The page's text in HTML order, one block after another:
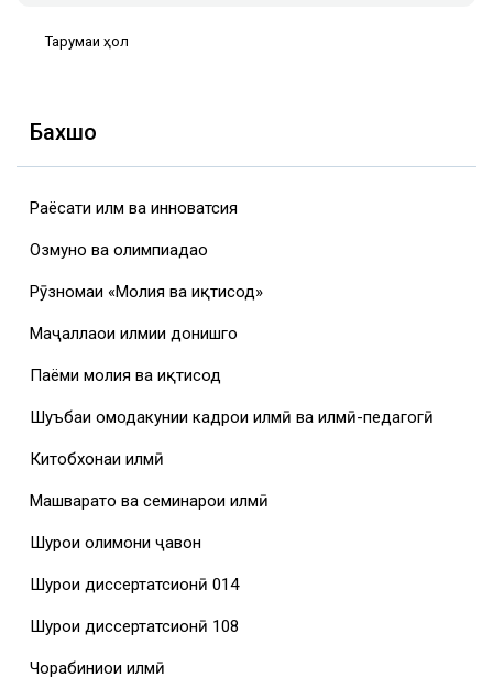
Тарҷумаи ҳол
Бахшҳо
Раёсати илм ва инноватсия
Озмунҳо ва олимпиадаҳо
Рӯзномаи «Молия ва иқтисод»
Маҷаллаҳои илмии донишгоҳ
Паёми молия ва иқтисод
Шуъбаи омодакунии кадрҳои илмӣ ва илмӣ-педагогӣ
Китобхонаи илмӣ
Машваратҳо ва семинарҳои илмӣ
Шурои олимони ҷавон
Шурои диссертатсионӣ 014
Шурои диссертатсионӣ 108
Чорабиниҳои илмӣ